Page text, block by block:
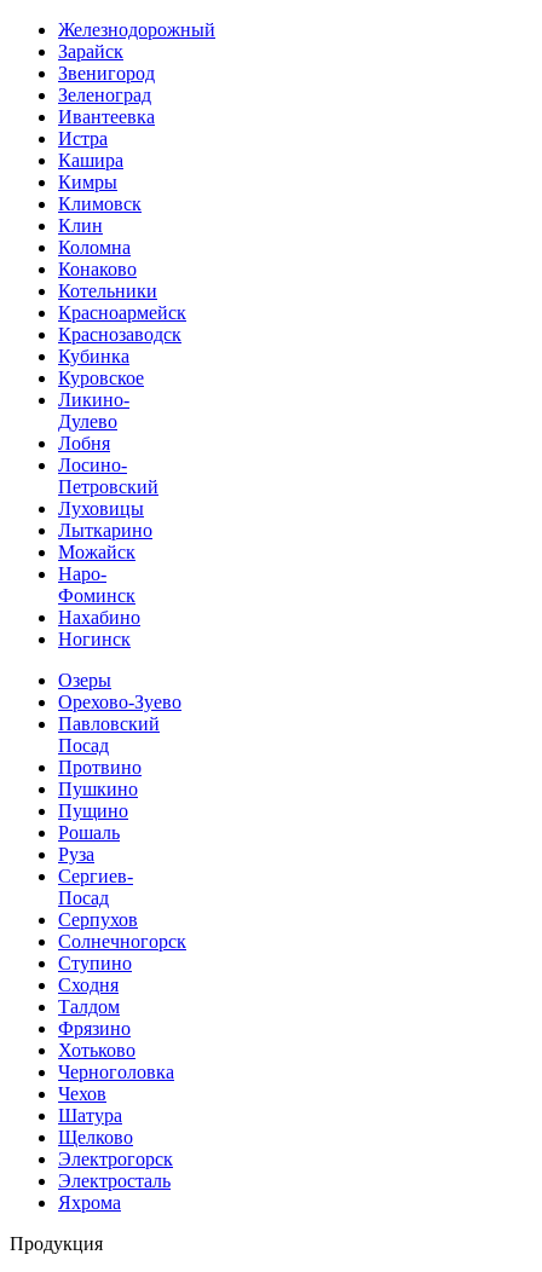
Железнодорожный
Зарайск
Звенигород
Зеленоград
Ивантеевка
Истра
Кашира
Кимры
Климовск
Клин
Коломна
Конаково
Котельники
Красноармейск
Краснозаводск
Кубинка
Куровское
Ликино-
Дулево
Лобня
Лосино-
Петровский
Луховицы
Лыткарино
Можайск
Наро-
Фоминск
Нахабино
Ногинск
Озеры
Орехово-Зуево
Павловский
Посад
Протвино
Пушкино
Пущино
Рошаль
Руза
Сергиев-
Посад
Серпухов
Солнечногорск
Ступино
Сходня
Талдом
Фрязино
Хотьково
Черноголовка
Чехов
Шатура
Щелково
Электрогорск
Электросталь
Яхрома
Продукция